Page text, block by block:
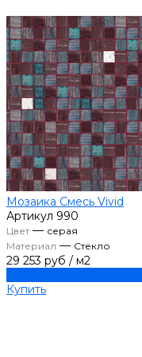
Мозаика Смесь Vivid
Артикул 990
Цвет— серая
Материал — Стекло
29 253 руб / м2
Купить